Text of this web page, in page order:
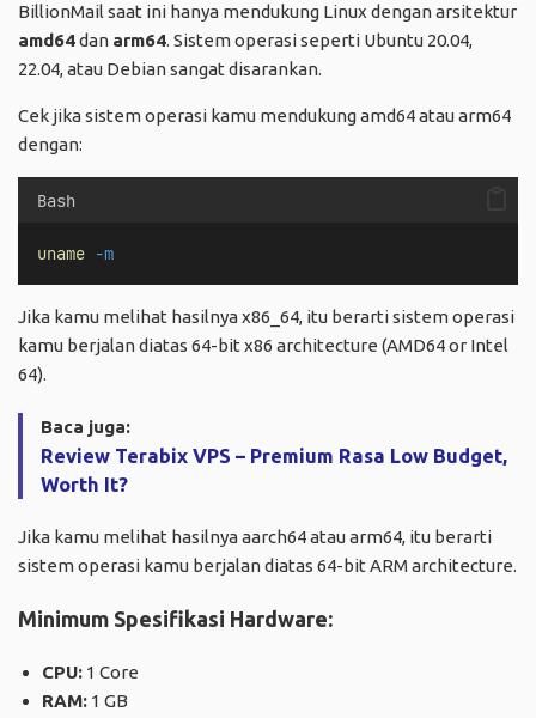
BillionMail saat ini hanya mendukung Linux dengan arsitektur
amd64dan arm64. Sistem operasi seperti Ubuntu 20.04,
22.04, atau Debian sangat disarankan.
Cek jika sistem operasi kamu mendukung amd64 atau arm64
dengan:
Bash
uname -m
Jika kamu melihat hasilnya x86_64, itu berarti sistem operasi
kamu berjalan diatas 64-bit x86 architecture (AMD64 or Intel
64).
Baca juga:
Review Terabix VPS – Premium Rasa Low Budget,
Worth It?
Jika kamu melihat hasilnya aarch64 atau arm64, itu berarti
sistem operasi kamu berjalan diatas 64-bit ARM architecture.
Minimum Spesifikasi Hardware:
CPU: 1 Core
RAM: 1 GB